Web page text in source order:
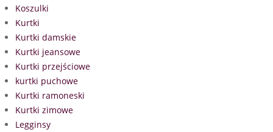
Koszulki
Kurtki
Kurtki damskie
Kurtki jeansowe
Kurtki przejściowe
kurtki puchowe
Kurtki ramoneski
Kurtki zimowe
Legginsy